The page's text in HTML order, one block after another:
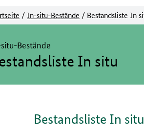
/In-situ-Bestände / Bestandsliste In
In situ
Bestände
Bestandsliste In situ